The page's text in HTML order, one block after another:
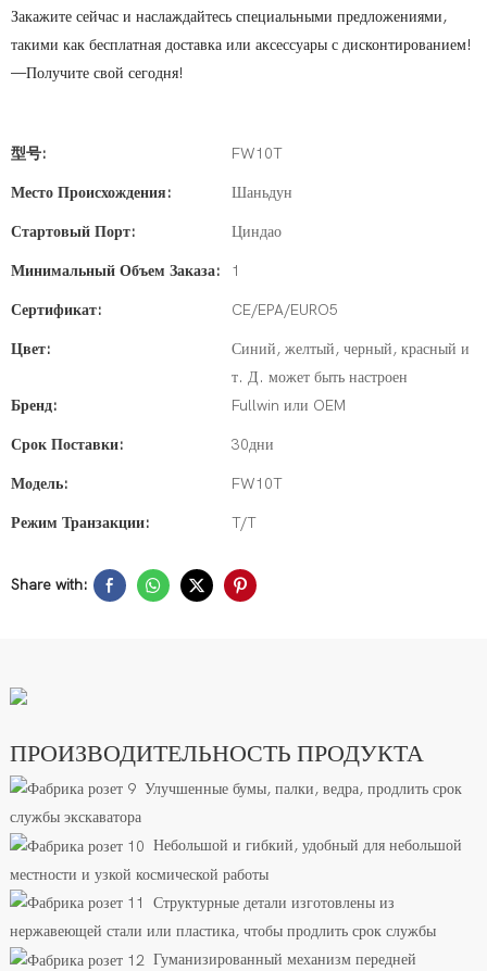
Закажите сейчас и наслаждайтесь специальными предложениями,
такими как бесплатная доставка или аксессуары с дисконтированием!
—Получите свой сегодня!
型号: FW10T
Место Происхождения: Шаньдун
Стартовый Порт: Циндао
Минимальный Объем Заказа: 1
Сертификат: CE/EPA/EURO5
Цвет:
Синий, желтый, черный, красный и
т. Д. может быть настроен
Бренд:
Fullwin или OEM
Срок Поставки: 30дни
Модель: FW10T
Режим Транзакции: T/T
Share with:
ПРОИЗВОДИТЕЛЬНОСТЬ ПРОДУКТА
Улучшенные бумы, палки, ведра, продлить срок
службы экскаватора
Небольшой и гибкий, удобный для небольшой
местности и узкой космической работы
Структурные детали изготовлены из
нержавеющей стали или пластика, чтобы продлить срок службы
Гуманизированный механизм передней